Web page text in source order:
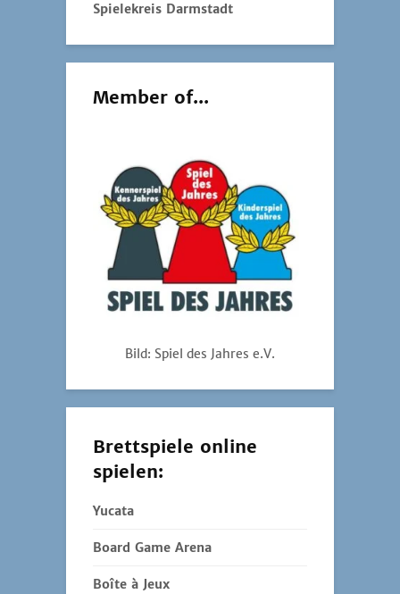
Spielekreis Darmstadt
Member of...
Bild: Spiel des Jahres e.V.
Brettspiele online
spielen:
Yucata
Board Game Arena
Boîte à Jeux